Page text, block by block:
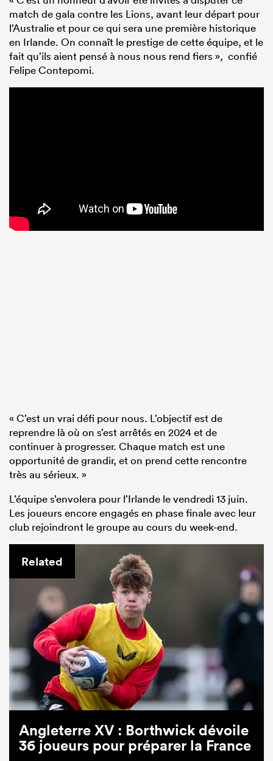
match de gala contre les Lions, avant leur départ pour
l’Australie et pour ce qui sera une première historique
en Irlande. On connaît le prestige de cette équipe, et le
fait qu’ils aient pensé à nous nous rend fiers », confié
Felipe Contepomi.
« C’est un vrai défi pour nous. L’objectif est de
reprendre là où on s’est arrêtés en 2024 et de
continuer à progresser. Chaque match est une
opportunité de grandir, et on prend cette rencontre
très au sérieux. »
L’équipe s’envolera pour l’Irlande le vendredi 13 juin.
Les joueurs encore engagés en phase finale avec leur
club rejoindront le groupe au cours du week-end.
Related
Angleterre XV : Borthwick dévoile
36 joueurs pour préparer la France